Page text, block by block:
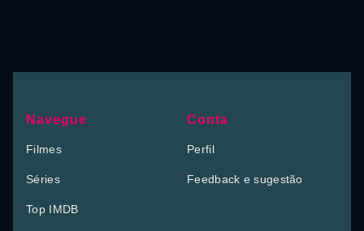
Navegue
Filmes
Séries
Top IMDB
Conta
Perfil
Feedback e sugestão